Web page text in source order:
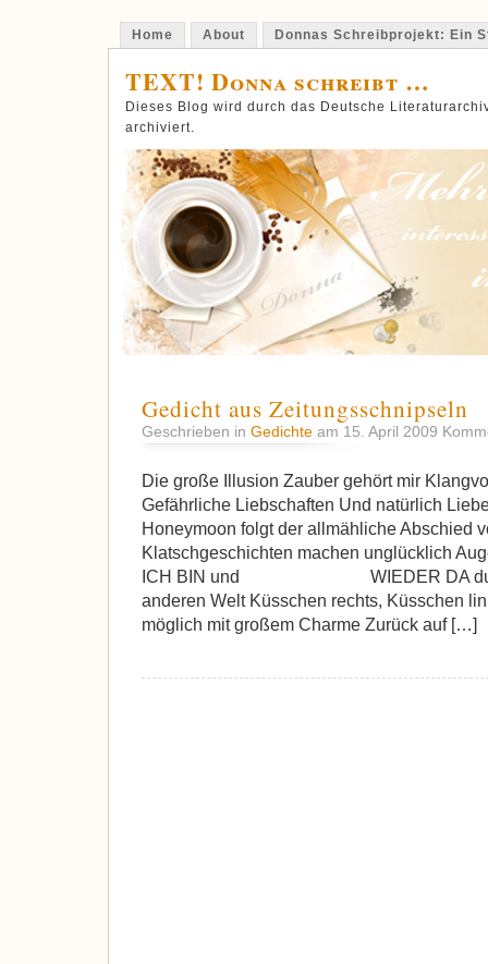
Home About Donnas Schreibprojekt: Ein
TEXT! Donna schreibt …
Dieses Blog wird durch das Deutsche
archiviert.
Gedicht aus Zeitungsschnipseln
Geschrieben in Gedichte am 15. April 2009
Die große Illusion Zauber gehört mir
Gefährliche Liebschaften Und natürlich
Honeymoon folgt der allmähliche Abschied
Klatschgeschichten machen
ICH BIN und WIEDER DA durch
anderen Welt Küsschen rechts, Küsschen
möglich mit großem Charme Zurück auf […]